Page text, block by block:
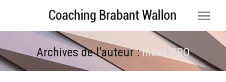
Archives de l’auteur :Insaf PRO
Vous êtes ici :